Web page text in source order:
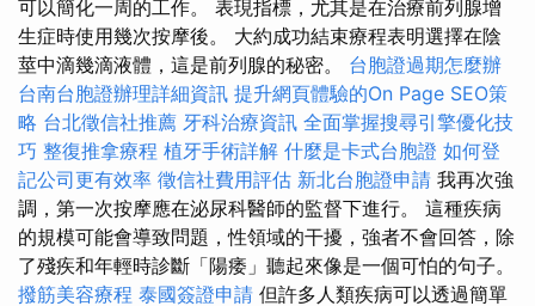
可以簡化一周的工作。 表現指標，尤其是在治療前列腺增
生症時使用幾次按摩後。 大約成功結束療程表明選擇在陰
莖中滴幾滴液體，這是前列腺的秘密。 台胞證過期怎麼辦
台南台胞證辦理詳細資訊 提升網頁體驗的On Page SEO策
略 台北徵信社推薦 牙科治療資訊 全面掌握搜尋引擎優化技
巧 整復推拿療程 植牙手術詳解 什麼是卡式台胞證 如何登
記公司更有效率 徵信社費用評估 新北台胞證申請 我再次強
調，第一次按摩應在泌尿科醫師的監督下進行。 這種疾病
的規模可能會導致問題，性領域的干擾，強者不會回答，除
了殘疾和年輕時診斷「陽痿」聽起來像是一個可怕的句子。
撥筋美容療程 泰國簽證申請 但許多人類疾病可以透過簡單